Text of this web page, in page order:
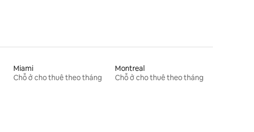
Miami
Chỗ ở cho thuê theo tháng
Montreal
Chỗ ở cho thuê theo tháng